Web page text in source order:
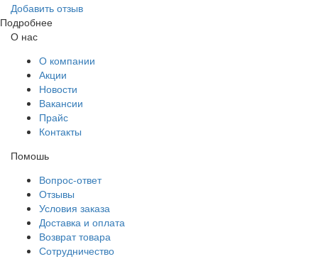
Добавить отзыв
Подробнее
О нас
О компании
Акции
Новости
Вакансии
Прайс
Контакты
Помошь
Вопрос-ответ
Отзывы
Условия заказа
Доставка и оплата
Возврат товара
Сотрудничество